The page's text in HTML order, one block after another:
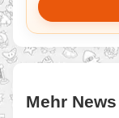
Mehr